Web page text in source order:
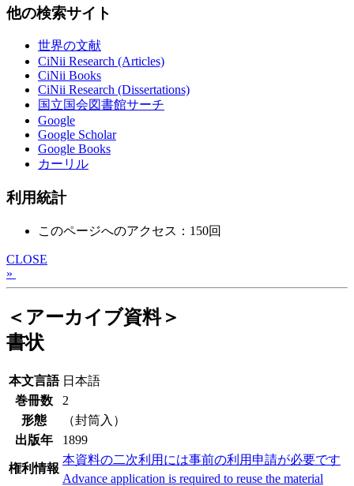
他の検索サイト
世界の文献
CiNii Research (Articles)
CiNii Books
CiNii Research (Dissertations)
国立国会図書館サーチ
Google
Google Scholar
Google Books
カーリル
利用統計
このページへのアクセス：150回
CLOSE
»
＜アーカイブ資料＞
書状
本文言語 日本語
巻冊数
2
形態
（封筒入）
出版年
1899
権利情報
本資料の二次利用には事前の利用申請が必要です
Advance application is required to reuse the material